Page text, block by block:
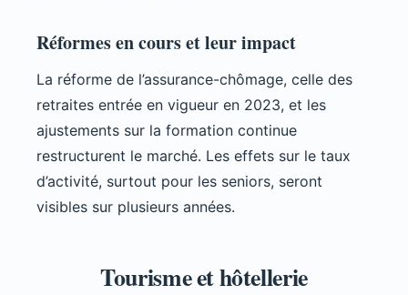
Réformes en cours et leur impact
La réforme de l’assurance-chômage, celle des
retraites entrée en vigueur en 2023, et les
ajustements sur la formation continue
restructurent le marché. Les effets sur le taux
d’activité, surtout pour les seniors, seront
visibles sur plusieurs années.
Tourisme et hôtellerie